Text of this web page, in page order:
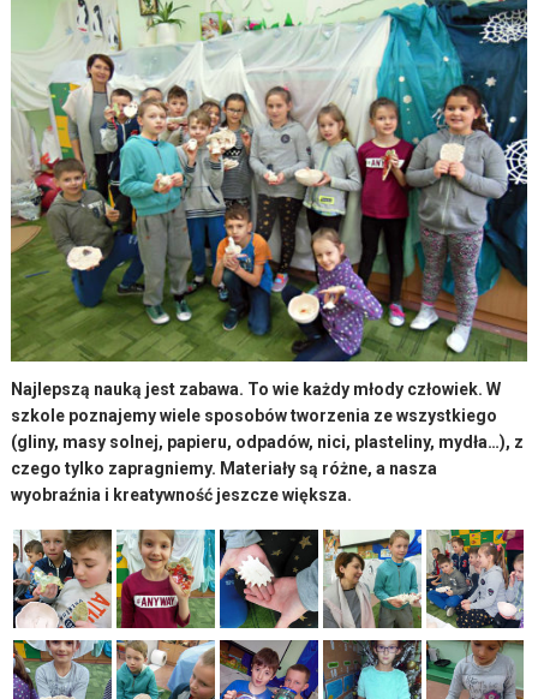
Najlepszą nauką jest zabawa. To wie każdy młody człowiek. W
szkole poznajemy wiele sposobów tworzenia ze wszystkiego
(gliny, masy solnej, papieru, odpadów, nici, plasteliny, mydła…), z
czego tylko zapragniemy. Materiały są różne, a nasza
wyobraźnia i kreatywność jeszcze większa.